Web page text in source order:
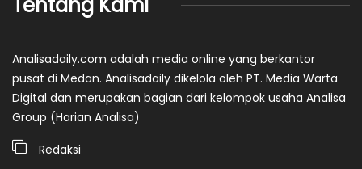
Analisadaily.com adalah media online yang berkantor
pusat di Medan. Analisadaily dikelola oleh PT. Media Warta
Digital dan merupakan bagian dari kelompok usaha Analisa
Group (Harian Analisa)
Redaksi